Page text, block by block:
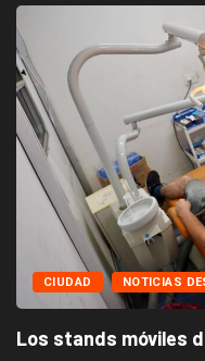
CIUDAD NOTICIAS
Los stands móviles